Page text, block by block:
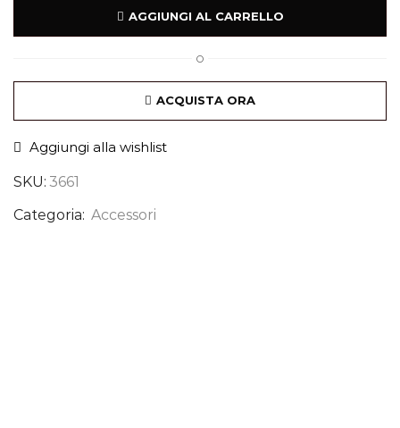
AGGIUNGI AL CARRELLO
O
ACQUISTA ORA
Aggiungi alla wishlist
SKU: 3661
Categoria: Accessori